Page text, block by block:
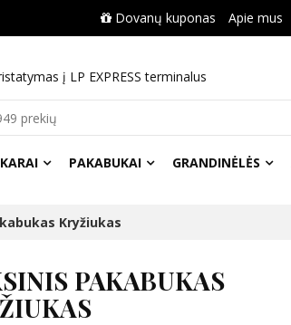
Dovanų kuponas Apie mus
į LP EXPRESS terminalus
PAKABUKAI GRANDINĖLĖS
Kryžiukas
PAKABUKAS